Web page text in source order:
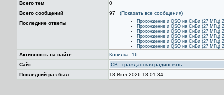
Всего тем
0
Всего сообщений
97
(Показать все сообщения)
Последние ответы
Прохождение и QSO на СиБи (27 МГц)
Прохождение и QSO на СиБи (27 МГц)
Прохождение и QSO на СиБи (27 МГц)
Прохождение и QSO на СиБи (27 МГц)
Прохождение и QSO на СиБи (27 МГц)
Прохождение и QSO на СиБи (27 МГц)
Активность на сайте
Копилка: 16
Сайт
CB - гражданская радиосвязь
Последний раз был
18 Июл 2026 18:01:34